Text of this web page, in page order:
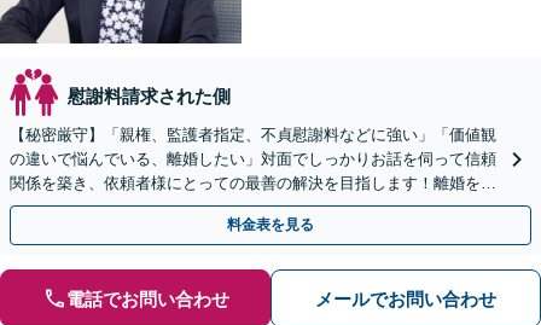
慰謝料請求された側
【秘密厳守】「親権、監護者指定、不貞慰謝料などに強い」「価値観
の違いで悩んでいる、離婚したい」対面でしっかりお話を伺って信頼
関係を築き、依頼者様にとっての最善の解決を目指します！離婚を考
えている段階でもご相談ください。
料金表を見る
電話でお問い合わせ メールでお問い合わせ